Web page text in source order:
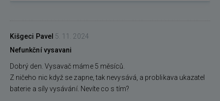
Kišgeci Pavel 5. 11. 2024
Nefunkční vysavani
Dobrý den. Vysavač máme 5 měsíců.
Z ničeho nic když se zapne, tak nevysává, a problikava ukazatel
baterie a síly vysávání. Nevíte co s tím?